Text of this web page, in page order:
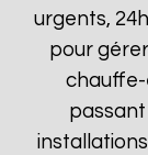
urgents,
pour
chauffe-